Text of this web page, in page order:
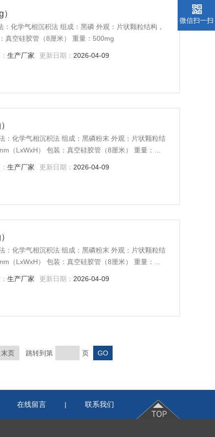
化学气相沉积法 组成：黑磷 外观：片状颗粒结构，
真空硅胶管（8厘米） 重量：500mg
生产厂家 更新日期： 2026-04-09
：化学气相沉积法 组成：黑磷粉末 外观：片状颗粒结
（LxWxH） 包装：真空硅胶管（8厘米） 重量：
生产厂家 更新日期： 2026-04-09
：化学气相沉积法 组成：黑磷粉末 外观：片状颗粒结
（LxWxH） 包装：真空硅胶管（8厘米） 重量：
生产厂家 更新日期： 2026-04-09
末页 跳转到第 页
在线留言 | 联系我们
微信扫一扫